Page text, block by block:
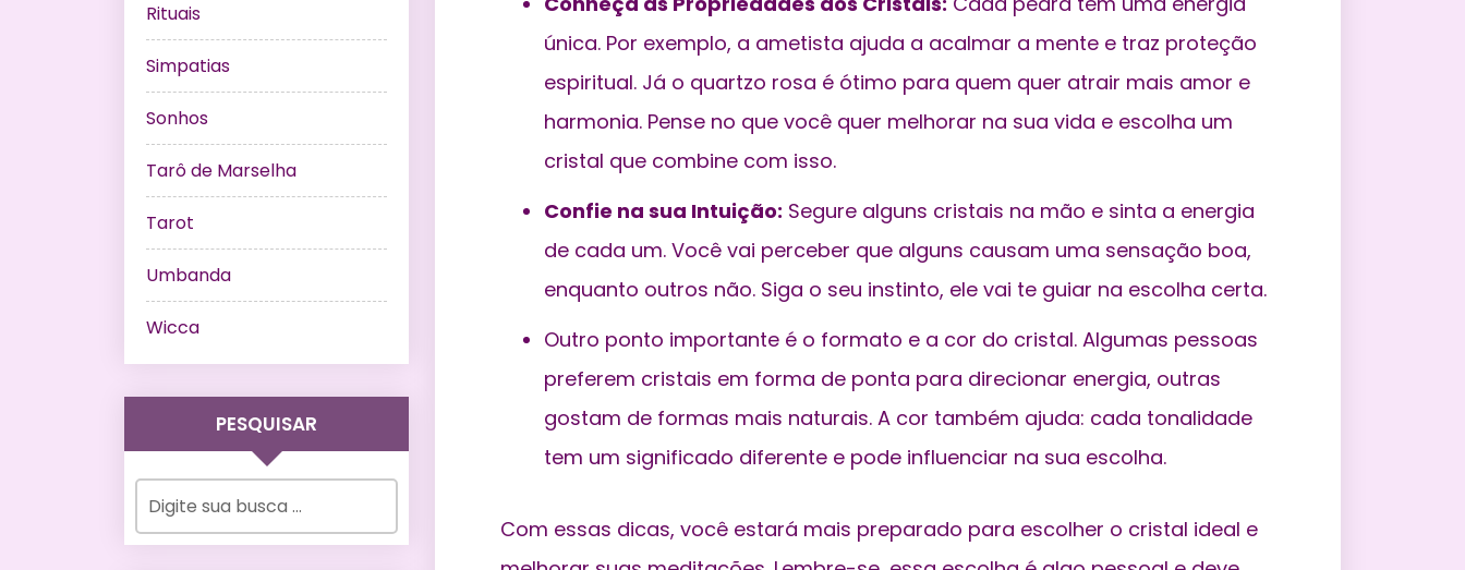
única. Por exemplo, a ametista ajuda a acalmar a mente e traz proteção
espiritual. Já o quartzo rosa é ótimo para quem quer atrair mais amor e
harmonia. Pense no que você quer melhorar na sua vida e escolha um
cristal que combine com isso.
Confie na sua Intuição: Segure alguns cristais na mão e sinta a energia
de cada um. Você vai perceber que alguns causam uma sensação boa,
enquanto outros não. Siga o seu instinto, ele vai te guiar na escolha certa.
Outro ponto importante é o formato e a cor do cristal. Algumas pessoas
preferem cristais em forma de ponta para direcionar energia, outras
gostam de formas mais naturais. A cor também ajuda: cada tonalidade
tem um significado diferente e pode influenciar na sua escolha.
Com essas dicas, você estará mais preparado para escolher o cristal ideal e
Rituais
Simpatias
Sonhos
Tarô de Marselha
Tarot
Umbanda
Wicca
PESQUISAR